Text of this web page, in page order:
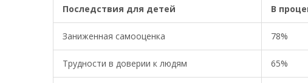
Последствия для детей В
Заниженная самооценка 78%
Трудности в доверии к людям 65%